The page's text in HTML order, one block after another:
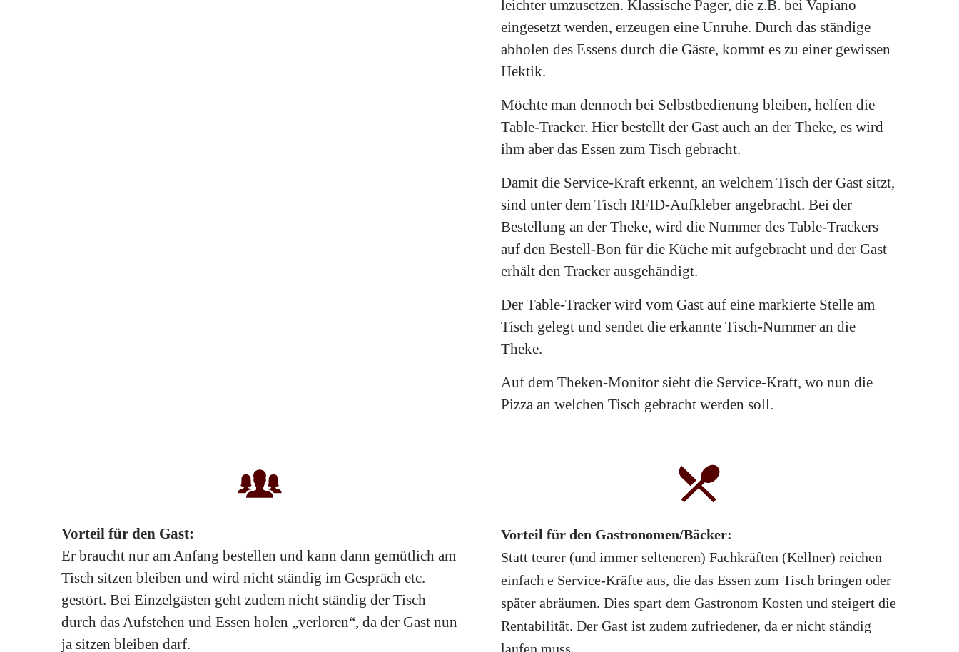
leichter umzusetzen. Klassische Pager, die z.B. bei Vapiano
eingesetzt werden, erzeugen eine Unruhe. Durch das ständige
abholen des Essens durch die Gäste, kommt es zu einer gewissen
Hektik.
Möchte man dennoch bei Selbstbedienung bleiben, helfen die
Table-Tracker. Hier bestellt der Gast auch an der Theke, es wird
ihm aber das Essen zum Tisch gebracht.
Damit die Service-Kraft erkennt, an welchem Tisch der Gast sitzt,
sind unter dem Tisch RFID-Aufkleber angebracht. Bei der
Bestellung an der Theke, wird die Nummer des Table-Trackers
auf den Bestell-Bon für die Küche mit aufgebracht und der Gast
erhält den Tracker ausgehändigt.
Der Table-Tracker wird vom Gast auf eine markierte Stelle am
Tisch gelegt und sendet die erkannte Tisch-Nummer an die
Theke.
Auf dem Theken-Monitor sieht die Service-Kraft, wo nun die
Pizza an welchen Tisch gebracht werden soll.
Vorteil für den Gast:
Er braucht nur am Anfang bestellen und kann dann gemütlich am
Tisch sitzen bleiben und wird nicht ständig im Gespräch etc.
gestört. Bei Einzelgästen geht zudem nicht ständig der Tisch
durch das Aufstehen und Essen holen „verloren“, da der Gast nun
ja sitzen bleiben darf.
Vorteil für den Gastronomen/Bäcker:
Statt teurer (und immer selteneren) Fachkräften (Kellner) reichen
einfach e Service-Kräfte aus, die das Essen zum Tisch bringen oder
später abräumen. Dies spart dem Gastronom Kosten und steigert die
Rentabilität. Der Gast ist zudem zufriedener, da er nicht ständig
laufen muss.